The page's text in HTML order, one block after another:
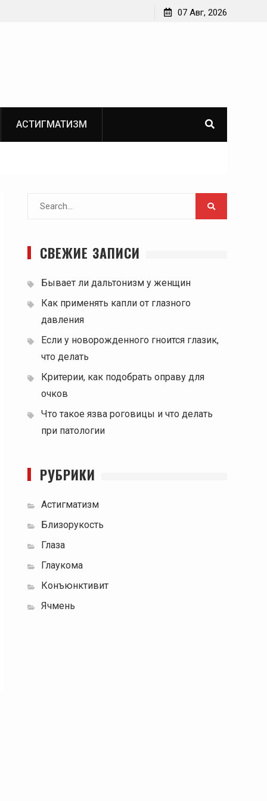
07 Авг, 2026
АСТИГМАТИЗМ
Search
СВЕЖИЕ ЗАПИСИ
Бывает ли дальтонизм у женщин
Как применять капли от глазного
давления
Если у новорожденного гноится глазик,
что делать
Критерии, как подобрать оправу для
очков
Что такое язва роговицы и что делать
при патологии
РУБРИКИ
Астигматизм
Близорукость
Глаза
Глаукома
Конъюнктивит
Ячмень